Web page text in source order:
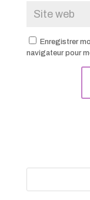
Enregistrer
navigateur pour